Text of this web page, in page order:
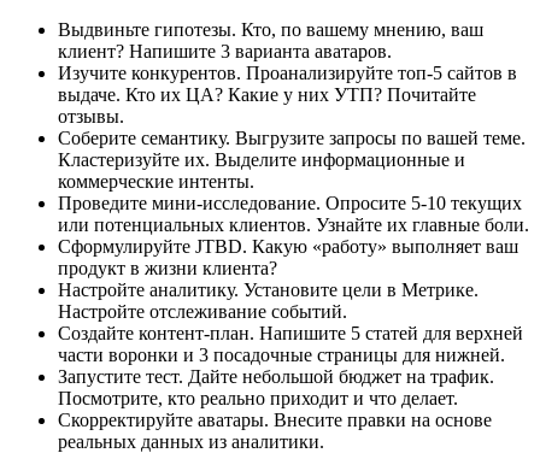
Выдвиньте гипотезы. Кто, по вашему мнению, ваш
клиент? Напишите 3 варианта аватаров.
Изучите конкурентов. Проанализируйте топ-5 сайтов в
выдаче. Кто их ЦА? Какие у них УТП? Почитайте
отзывы.
Соберите семантику. Выгрузите запросы по вашей теме.
Кластеризуйте их. Выделите информационные и
коммерческие интенты.
Проведите мини-исследование. Опросите 5-10 текущих
или потенциальных клиентов. Узнайте их главные боли.
Сформулируйте JTBD. Какую «работу» выполняет ваш
продукт в жизни клиента?
Настройте аналитику. Установите цели в Метрике.
Настройте отслеживание событий.
Создайте контент-план. Напишите 5 статей для верхней
части воронки и 3 посадочные страницы для нижней.
Запустите тест. Дайте небольшой бюджет на трафик.
Посмотрите, кто реально приходит и что делает.
Скорректируйте аватары. Внесите правки на основе
реальных данных из аналитики.